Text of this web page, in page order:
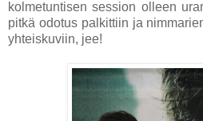
kolmetuntisen session olleen
pitkä odotus palkittiin ja
yhteiskuviin, jee!